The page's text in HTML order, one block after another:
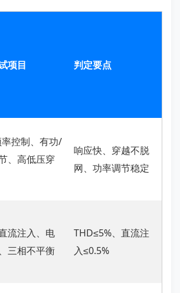
项目 判定要点
控制、有功/
、高低压穿
响应快、穿越不脱
网、功率调节稳定
流注入、电
三相不平衡
THD≤5%、直流注
入≤0.5%